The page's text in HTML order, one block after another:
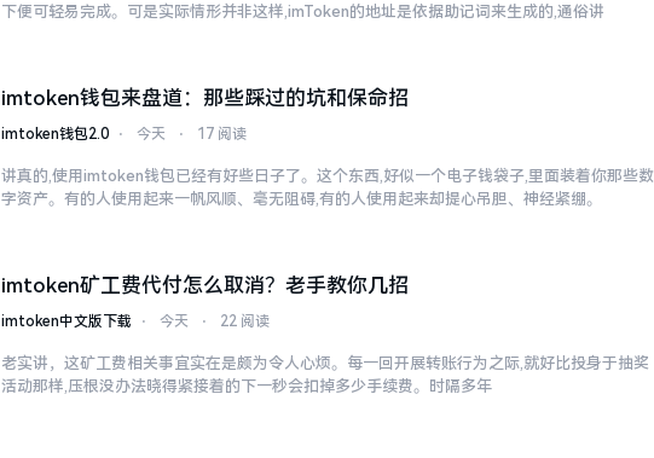
下便可轻易完成。可是实际情形并非这样,imToken的地址是依据助记词来生成的,通俗讲
imtoken钱包来盘道：那些踩过的坑和保命招
imtoken钱包2.0 ⋅ 今天 ⋅ 17 阅读
讲真的,使用imtoken钱包已经有好些日子了。这个东西,好似一个电子钱袋子,里面装着你那些数
字资产。有的人使用起来一帆风顺、毫无阻碍,有的人使用起来却提心吊胆、神经紧绷。
imtoken矿工费代付怎么取消？老手教你几招
imtoken中文版下载 ⋅ 今天 ⋅ 22 阅读
老实讲，这矿工费相关事宜实在是颇为令人心烦。每一回开展转账行为之际,就好比投身于抽奖
活动那样,压根没办法晓得紧接着的下一秒会扣掉多少手续费。时隔多年